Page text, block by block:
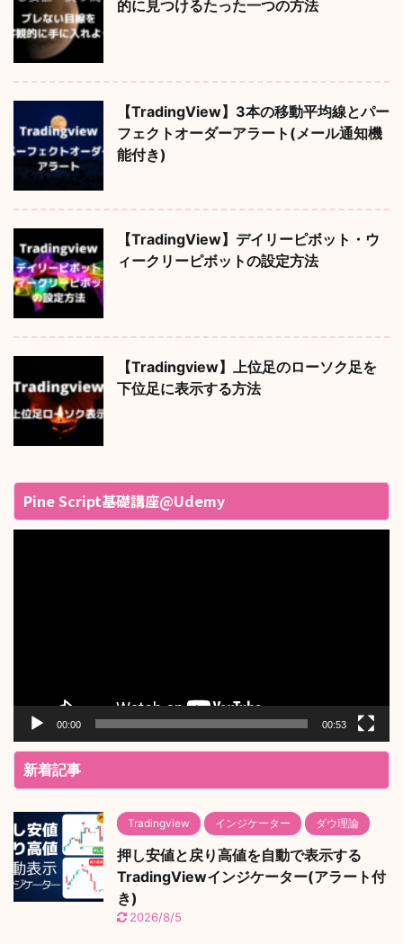
的に見つけるたった一つの方法
【TradingView】3本の移動平均線とパー
フェクトオーダーアラート(メール通知機
能付き)
【TradingView】デイリーピボット・ウ
ィークリーピボットの設定方法
【Tradingview】上位足のローソク足を
下位足に表示する方法
Pine Script基礎講座@Udemy
00:00 00:53
新着記事
Tradingview インジケーター ダウ理論
押し安値と戻り高値を自動で表示する
TradingViewインジケーター(アラート付
き)
2026/8/5